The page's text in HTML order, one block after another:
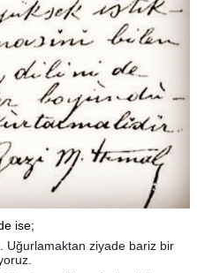
ise;
Uğurlamaktan ziyade bariz bir